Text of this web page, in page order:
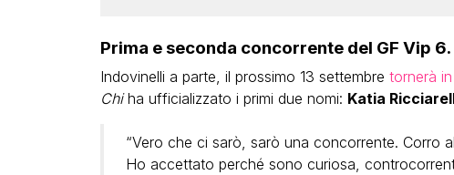
Prima e seconda concorrente del GF Vip 6.
Indovinelli a parte, il prossimo 13 settembre tornerà
Chiha ufficializzato i primi due nomi: Katia
“Vero che ci sarò, sarò una concorrente. Corro
Ho accettato perché sono curiosa,